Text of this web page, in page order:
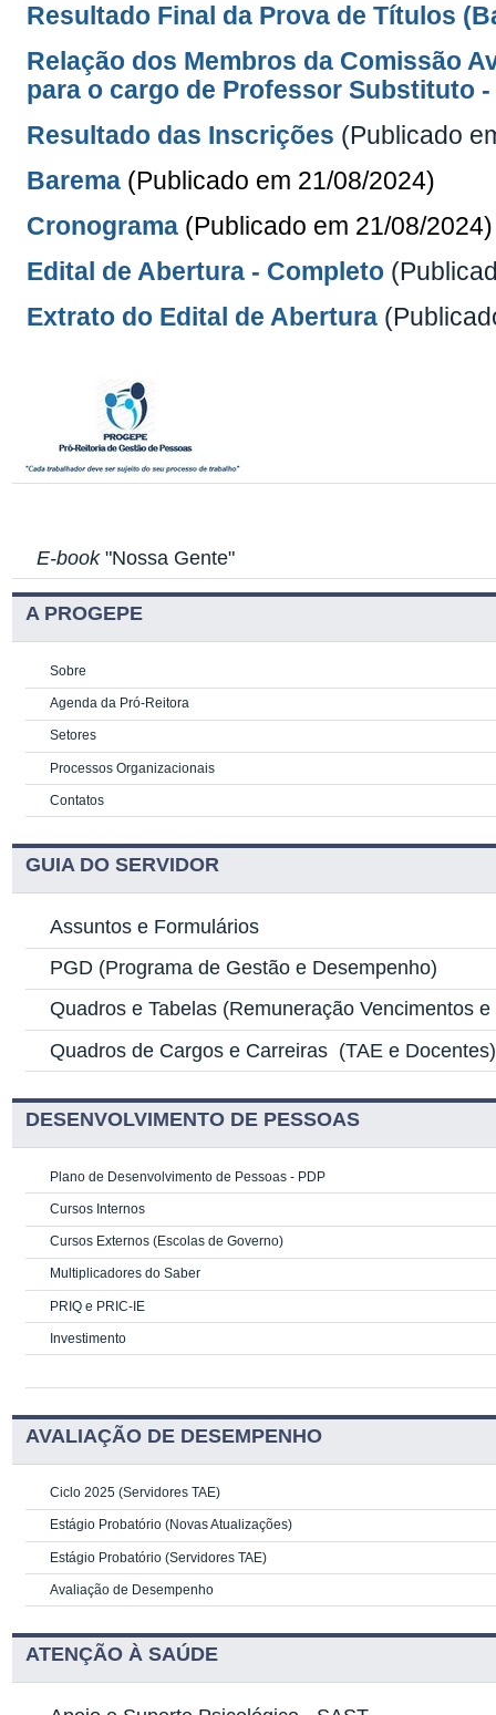
Resultado Final da Prova de Títulos
Relação dos Membros da Comissão
para o cargo de Professor Substituto -
Resultado das Inscrições (Publicado
Barema (Publicado em 21/08/2024)
Cronograma (Publicado em 21/08/2024)
Edital de Abertura - Completo
Extrato do Edital de Abertura
E-book"Nossa Gente"
A PROGEPE
Sobre
Agenda da Pró-Reitora
Setores
Processos Organizacionais
Contatos
GUIA DO SERVIDOR
Assuntos e Formulários
PGD (Programa de Gestão e Desempenho)
Quadros e Tabelas (Remuneração Vencimentos
Quadros de Cargos e Carreiras (TAE e Docentes)
DESENVOLVIMENTO DE PESSOAS
Plano de Desenvolvimento de Pessoas - PDP
Cursos Internos
Cursos Externos (Escolas de Governo)
Multiplicadores do Saber
PRIQ e PRIC-IE
Investimento
AVALIAÇÃO DE DESEMPENHO
Ciclo 2025 (Servidores TAE)
Estágio Probatório (Novas Atualizações)
Estágio Probatório (Servidores TAE)
Avaliação de Desempenho
ATENÇÃO À SAÚDE